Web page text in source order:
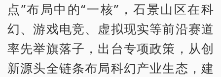
点”布局中的“一核”，石景山区在科
幻、游戏电竞、虚拟现实等前沿赛道
率先举旗落子，出台专项政策，从创
新源头全链条布局科幻产业生态，建